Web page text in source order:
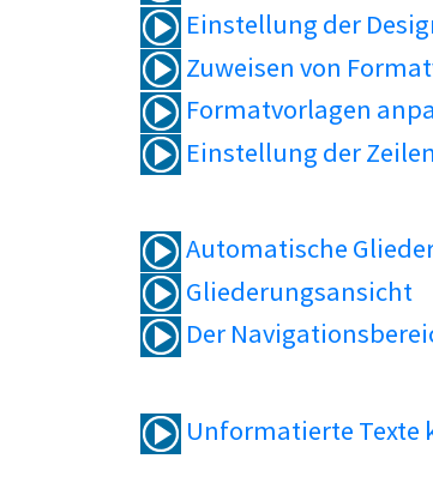
Einstellung der
Zuweisen von
Formatvorlagen
Einstellung der
Automatische
Gliederungsansicht
Der
Unformatierte Texte